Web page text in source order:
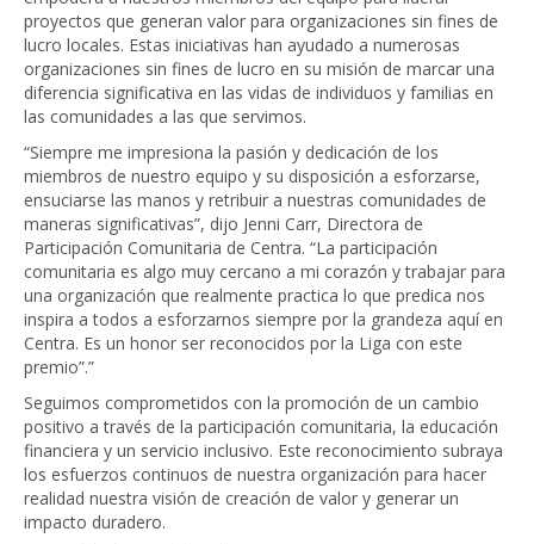
proyectos que generan valor para organizaciones sin fines de
lucro locales. Estas iniciativas han ayudado a numerosas
organizaciones sin fines de lucro en su misión de marcar una
diferencia significativa en las vidas de individuos y familias en
las comunidades a las que servimos.
“Siempre me impresiona la pasión y dedicación de los
miembros de nuestro equipo y su disposición a esforzarse,
ensuciarse las manos y retribuir a nuestras comunidades de
maneras significativas”, dijo Jenni Carr, Directora de
Participación Comunitaria de Centra. “La participación
comunitaria es algo muy cercano a mi corazón y trabajar para
una organización que realmente practica lo que predica nos
inspira a todos a esforzarnos siempre por la grandeza aquí en
Centra. Es un honor ser reconocidos por la Liga con este
premio”.”
Seguimos comprometidos con la promoción de un cambio
positivo a través de la participación comunitaria, la educación
financiera y un servicio inclusivo. Este reconocimiento subraya
los esfuerzos continuos de nuestra organización para hacer
realidad nuestra visión de creación de valor y generar un
impacto duradero.